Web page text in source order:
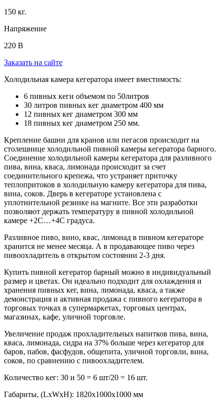
150 кг.
Напряжение
220 В
Заказать на сайте
Холодильная камера кегератора имеет вместимость:
6 пивных кеги объемом по 50литров
30 литров пивных кег диаметром 400 мм
12 пивных кег диаметром 300 мм
18 пивных кег диаметром 250 мм.
Крепление башни для кранов или пегасов происходит на
столешнице холодильной пивной камеры кегератора барного.
Соединение холодильной камеры кегератора для разливного
пива, вина, кваса, лимонада происходит за счет
соединительного крепежа, что устраняет приточку
теплопритоков в холодильную камеру кегератора для пива,
вина, соков. Дверь в кегераторе установлена с
уплотнительной резинке на магните. Все эти разработки
позволяют держать температуру в пивной холодильной
камере +2С…+4С градуса.
Разливное пиво, вино, квас, лимонад в пивном кегераторе
хранится не менее месяца. А в продавающее пиво через
пивоохладитель в открытом состоянии 2-3 дня.
Купить пивной кегератор барный можно в индивидуальный
размер и цветах. Он идеально подходит для охлаждения и
хранения пивных кег, вина, лимонада, кваса, а также
демонстрация и активная продажа с пивного кегератора в
торговых точках в супермаркетах, торговых центрах,
магазинах, кафе, уличной торговле.
Увеличение продаж прохладительных напитков пива, вина,
кваса, лимонада, сидра на 37% больше через кегератор для
баров, пабов, фасфудов, общепита, уличной торговли, вина,
соков, по сравнению с пивоохладителем.
Количество кег: 30 и 50 = 6 шт/20 = 16 шт.
Габариты, (LxWxH): 1820х1000х1000 мм